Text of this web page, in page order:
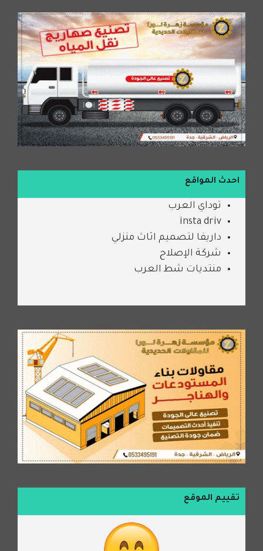
احدث المواقع
توداي العرب
insta driv
داريفا لتصميم اثاث منزلي
شركة الإصلاح
منتديات شط العرب
تقييم الموقع